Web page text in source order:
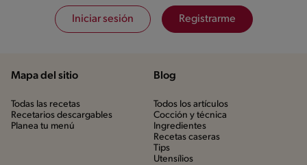
Iniciar sesión Registrarme
Mapa del sitio
Todas las recetas
Recetarios descargables
Planea tu menú
Blog
Todos los artículos
Cocción y técnica
Ingredientes
Recetas caseras
Tips
Utensílios